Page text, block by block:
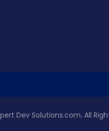
Dev Solutions.com. All